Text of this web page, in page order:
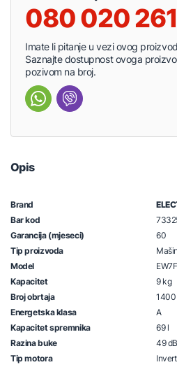
080 020 261
Imate li pitanje u vezi ovog
Saznajte dostupnost ovoga
pozivom na broj.
Opis
Brand
Bar kod
Garancija (mjeseci)
60
Tip proizvoda
Model
Kapacitet
9 kg
Broj obrtaja
1400
Energetska klasa
A
Kapacitet spremnika
69 l
Razina buke
49 dB
Tip motora